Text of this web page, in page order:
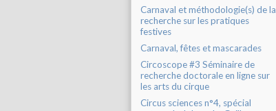
Carnaval et méthodologie(s) de la
recherche sur les pratiques
festives
Carnaval, fêtes et mascarades
Circoscope #3 Séminaire de
recherche doctorale en ligne sur
les arts du cirque
Circus sciences n°4, spécial